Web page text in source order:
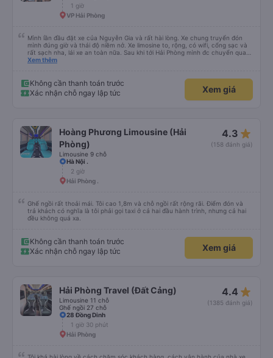
1 giờ
VP Hải Phòng
Mình lần đầu đặt xe của Nguyễn Gia và rất hài lòng. Xe chung truyển đón
mình đúng giờ và thái độ niềm nở. Xe limosine to, rộng, có wifi, cổng sạc và
rất sạch nha, lái xe an toàn nữa. Sau khi tới Hải Phòng mình đc chuyển qua
xe trung chuyển ( vf6) sạch sẽ, thoải mái bạn lái xe rất nice. 1 trải nghiệm
Xem thêm
Không cần thanh toán trước
Xác nhận chỗ ngay lập tức
Xem giá
Hoàng Phương Limousine (Hải
Phòng)
Limousine 9 chỗ
4.3 star_rate
(158 đánh giá)
Hà Nội .
2 giờ
Hải Phòng .
Ghế ngồi rất thoải mái. Tôi cao 1,8m và chỗ ngồi rất rộng rãi. Điểm đón và
trả khách có nghĩa là tôi phải gọi taxi ở cả hai đầu hành trình, nhưng cả hai
đều không quá xa.
Không cần thanh toán trước
Xác nhận chỗ ngay lập tức
Xem giá
Hải Phòng Travel (Đất Cảng)
Limousine 11 chỗ
Ghế ngồi 27 chỗ
4.4 star_rate
(1385 đánh giá)
28 Đồng Dinh
1 giờ 30 phút
Hải Phòng